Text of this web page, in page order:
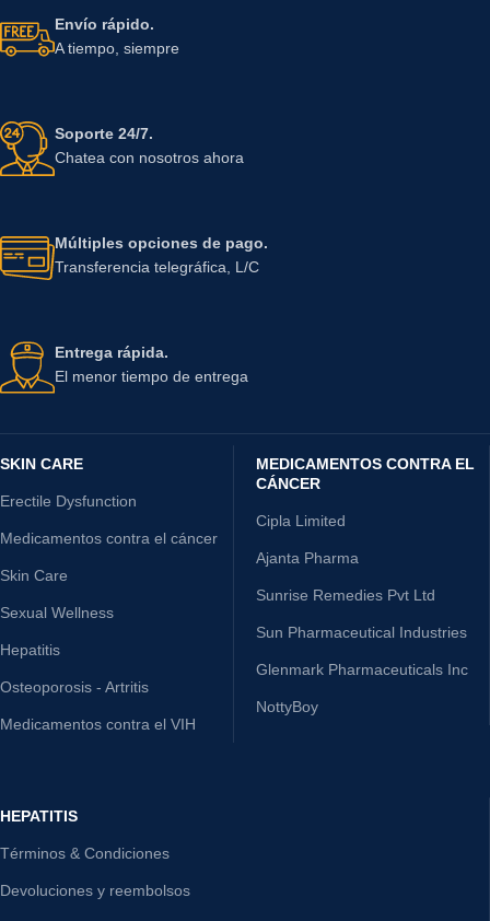
Envío rápido.
A tiempo, siempre
Soporte 24/7.
Chatea con nosotros ahora
Múltiples opciones de pago.
Transferencia telegráfica, L/C
Entrega rápida.
El menor tiempo de entrega
SKIN CARE
Erectile Dysfunction
Medicamentos contra el cáncer
Skin Care
Sexual Wellness
Hepatitis
Osteoporosis - Artritis
Medicamentos contra el VIH
MEDICAMENTOS CONTRA EL
CÁNCER
Cipla Limited
Ajanta Pharma
Sunrise Remedies Pvt Ltd
Sun Pharmaceutical Industries
Glenmark Pharmaceuticals Inc
NottyBoy
HEPATITIS
Términos & Condiciones
Devoluciones y reembolsos